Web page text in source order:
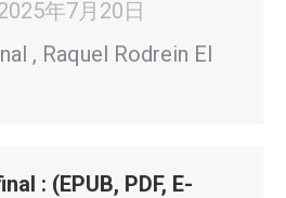
年7月20日
, Raquel Rodrein El
: (EPUB, PDF, E-